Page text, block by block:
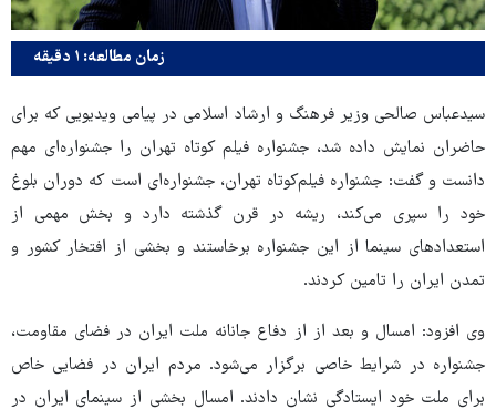
زمان مطالعه: ۱ دقیقه
سیدعباس صالحی وزیر فرهنگ و ارشاد اسلامی در پیامی ویدیویی که برای
حاضران نمایش داده شد، جشنواره فیلم کوتاه تهران را جشنواره‌ای مهم
دانست و گفت: جشنواره فیلم‌کوتاه تهران، جشنواره‌ای است که دوران بلوغ
خود را سپری می‌کند، ریشه در قرن گذشته دارد و بخش مهمی از
استعدادهای سینما از این جشنواره برخاستند و بخشی از افتخار کشور و
تمدن ایران را تامین کردند.
وی افزود: امسال و بعد از از دفاع جانانه ملت ایران در فضای مقاومت،
جشنواره در شرایط خاصی برگزار می‌شود. مردم ایران در فضایی خاص
برای ملت خود ایستادگی نشان دادند. امسال بخشی از سینمای ایران در